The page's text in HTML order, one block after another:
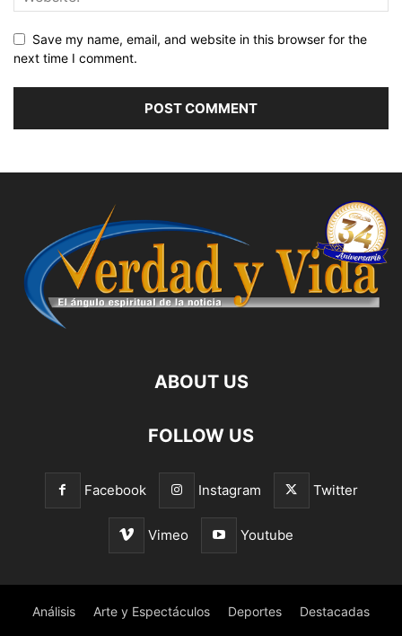
Save my name, email, and website in this browser for the
next time I comment.
ABOUT US
FOLLOW US
Facebook Instagram Twitter
Vimeo Youtube
Análisis Arte y Espectáculos Deportes Destacadas